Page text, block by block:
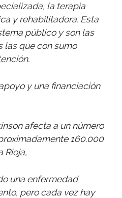
la terapia
y rehabilitadora. Esta
público y son las
las que con sumo
y una financiación
afecta a un número
160.000
Rioja,
una enfermedad
pero cada vez hay